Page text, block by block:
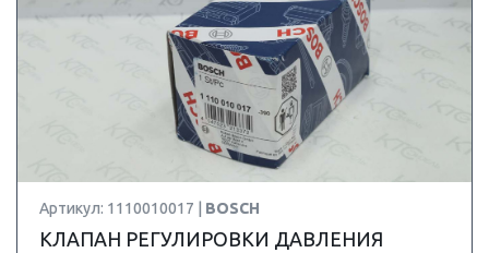
Артикул: 1110010017 | BOSCH
КЛАПАН РЕГУЛИРОВКИ ДАВЛЕНИЯ